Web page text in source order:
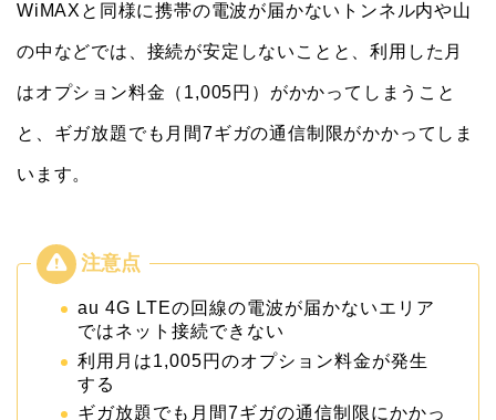
WiMAXと同様に携帯の電波が届かないトンネル内や山
の中などでは、接続が安定しないことと、利用した月
はオプション料金（1,005円）がかかってしまうこと
と、ギガ放題でも月間7ギガの通信制限がかかってしま
います。
au 4G LTEの回線の電波が届かないエリア
ではネット接続できない
利用月は1,005円のオプション料金が発生
する
ギガ放題でも月間7ギガの通信制限にかかっ